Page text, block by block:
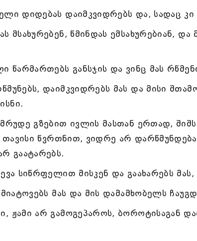
დიდებას დაიმკვიდრებს და, სადაც კი
მსახურებენ, წმინდას ემსახურებიან,
წარმართებს განსჯის და ვინც მას
დაიმკვიდრებს მას და მისი
გზებით ივლის მასთან ერთად,
თავისი წვრთნით, ვიდრე არ
გაატარებს.
სიწრფელით მისკენ და გაახარებს
მას და მის დამამხობელს
ჟამი არ გამოგეპაროს, ბოროტისაგან